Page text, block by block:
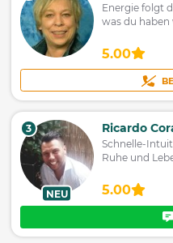
Energie folgt
was du
5.00
NEU
3 Ricardo
Schnelle-
Ruhe und
5.00